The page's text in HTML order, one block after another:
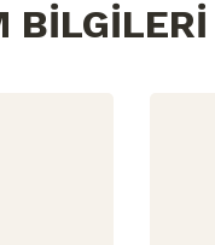
BİLGİLERİ